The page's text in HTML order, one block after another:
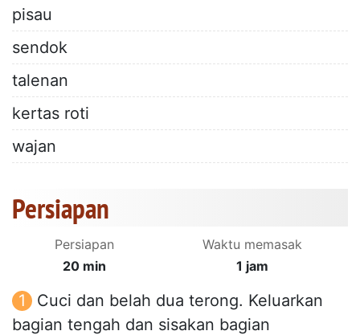
pisau
sendok
talenan
kertas roti
wajan
Persiapan
Persiapan
20 min
Waktu memasak
1 jam
Cuci dan belah dua terong. Keluarkan
bagian tengah dan sisakan bagian